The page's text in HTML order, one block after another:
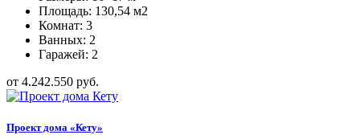
Площадь: 130,54 м2
Комнат: 3
Ванных: 2
Гаражей: 2
от 4.242.550 руб.
Проект дома «Кету»